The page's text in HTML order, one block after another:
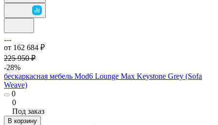
от 162 684 ₽
225 950 ₽
-28%
бескаркасная мебель Mod6 Lounge Max Keystone Grey (Sofa
Weave)
0
0
Под заказ
В корзину